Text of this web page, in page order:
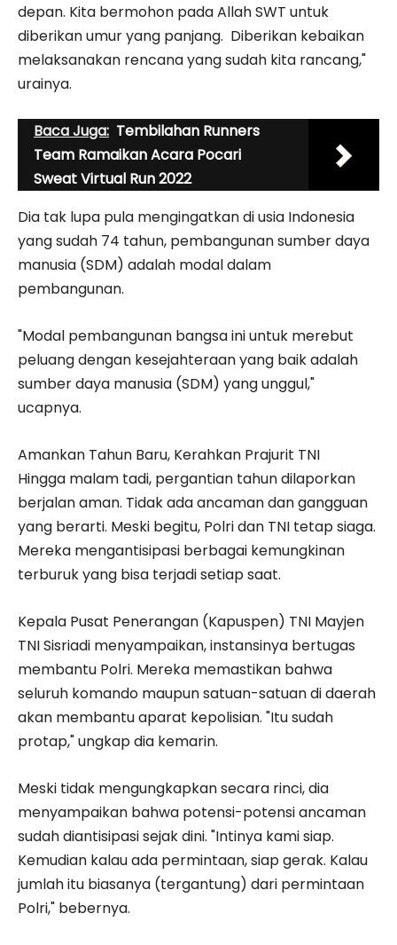
depan. Kita bermohon pada Allah SWT untuk
diberikan umur yang panjang. Diberikan kebaikan
melaksanakan rencana yang sudah kita rancang,"
urainya.
Baca Juga: Tembilahan Runners
Team Ramaikan Acara Pocari
Sweat Virtual Run 2022
Dia tak lupa pula mengingatkan di usia Indonesia
yang sudah 74 tahun, pembangunan sumber daya
manusia (SDM) adalah modal dalam
pembangunan.
"Modal pembangunan bangsa ini untuk merebut
peluang dengan kesejahteraan yang baik adalah
sumber daya manusia (SDM) yang unggul,"
ucapnya.
Amankan Tahun Baru, Kerahkan Prajurit TNI
Hingga malam tadi, pergantian tahun dilaporkan
berjalan aman. Tidak ada ancaman dan gangguan
yang berarti. Meski begitu, Polri dan TNI tetap siaga.
Mereka mengantisipasi berbagai kemungkinan
terburuk yang bisa terjadi setiap saat.
Kepala Pusat Penerangan (Kapuspen) TNI Mayjen
TNI Sisriadi menyampaikan, instansinya bertugas
membantu Polri. Mereka memastikan bahwa
seluruh komando maupun satuan-satuan di daerah
akan membantu aparat kepolisian. "Itu sudah
protap," ungkap dia kemarin.
Meski tidak mengungkapkan secara rinci, dia
menyampaikan bahwa potensi-potensi ancaman
sudah diantisipasi sejak dini. "Intinya kami siap.
Kemudian kalau ada permintaan, siap gerak. Kalau
jumlah itu biasanya (tergantung) dari permintaan
Polri," bebernya.